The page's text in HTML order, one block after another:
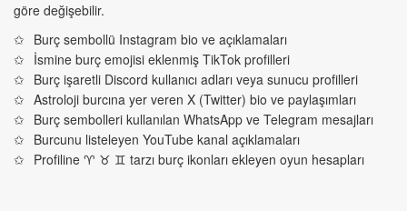
göre değişebilir.
Burç sembollü Instagram bio ve açıklamaları
İsmine burç emojisi eklenmiş TikTok profilleri
Burç işaretli Discord kullanıcı adları veya sunucu profilleri
Astroloji burcına yer veren X (Twitter) bio ve paylaşımları
Burç sembolleri kullanılan WhatsApp ve Telegram mesajları
Burcunu listeleyen YouTube kanal açıklamaları
Profiline ♈︎ ♉︎ ♊︎ tarzı burç ikonları ekleyen oyun hesapları